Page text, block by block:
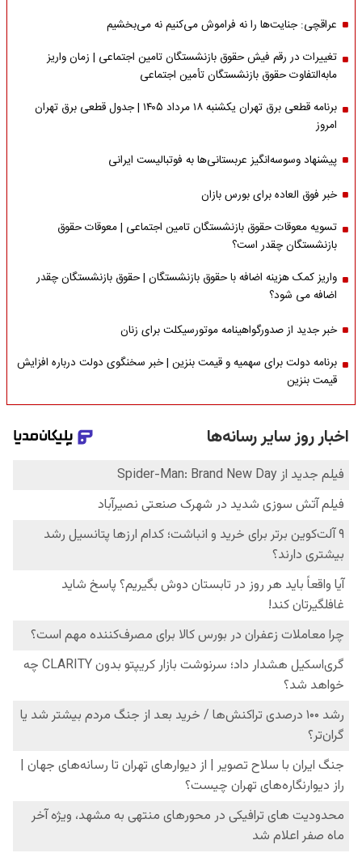
عراقچی: جنایت‌ها را نه فراموش می‌کنیم نه می‌بخشیم
تغییرات در رقم فیش حقوق بازنشستگان تامین اجتماعی | زمان واریز
مابه‌التفاوت حقوق بازنشستگان تأمین اجتماعی
برنامه قطعی برق تهران یکشنبه ۱۸ مرداد ۱۴۰۵ | جدول قطعی برق تهران
امروز
پیشنهاد وسوسه‌انگیز عربستانی‌ها به فوتبالیست ایرانی
خبر فوق العاده برای بورس بازان
تسویه معوقات حقوق بازنشستگان تامین اجتماعی | معوقات حقوق
بازنشستگان چقدر است؟
واریز کمک هزینه اضافه با حقوق بازنشستگان | حقوق بازنشستگان چقدر
اضافه می شود؟
خبر جدید از صدورگواهینامه موتورسیکلت برای زنان
برنامه دولت برای سهمیه و قیمت بنزین | خبر سخنگوی دولت درباره افزایش
قیمت بنزین